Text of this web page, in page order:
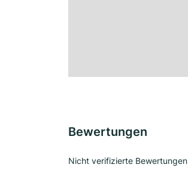
Bewertungen
Nicht verifizierte Bewertungen